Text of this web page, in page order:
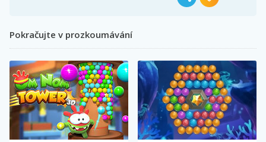
Pokračujte v prozkoumávání